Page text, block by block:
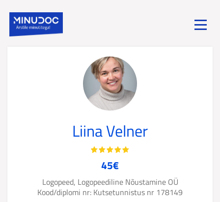
Toggle
Liina Velner
45€
Logopeed, Logopeediline Nõustamine OÜ
Kood/diplomi nr: Kutsetunnistus nr 178149